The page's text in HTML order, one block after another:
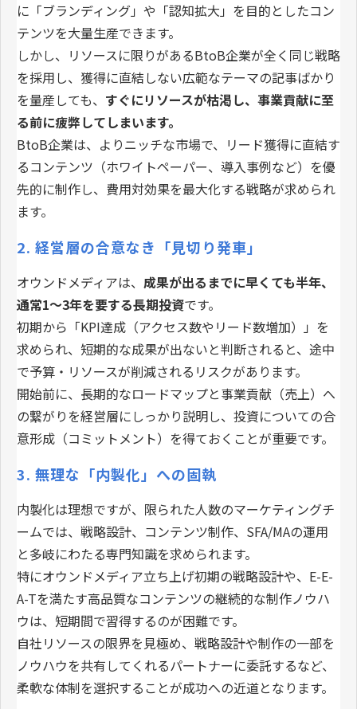
に「ブランディング」や「認知拡大」を目的としたコン
テンツを大量生産できます。
しかし、リソースに限りがあるBtoB企業が全く同じ戦略
を採用し、獲得に直結しない広範なテーマの記事ばかり
を量産しても、 すぐにリソースが枯渇し、事業貢献に至
る前に疲弊してしまいます。
BtoB企業は、よりニッチな市場で、リード獲得に直結す
るコンテンツ（ホワイトペーパー、導入事例など）を優
先的に制作し、費用対効果を最大化する戦略が求められ
ます。
2. 経営層の合意なき「見切り発車」
オウンドメディアは、 成果が出るまでに早くても半年、
通常1〜3年を要する長期投資です。
初期から「KPI達成（アクセス数やリード数増加）」を
求められ、短期的な成果が出ないと判断されると、途中
で予算・リソースが削減されるリスクがあります。
開始前に、長期的なロードマップと事業貢献（売上）へ
の繋がりを経営層にしっかり説明し、投資についての合
意形成（コミットメント）を得ておくことが重要です。
3. 無理な「内製化」への固執
内製化は理想ですが、限られた人数のマーケティングチ
ームでは、戦略設計、コンテンツ制作、SFA/MAの運用
と多岐にわたる専門知識を求められます。
特にオウンドメディア立ち上げ初期の戦略設計や、E-E-
A-Tを満たす高品質なコンテンツの継続的な制作ノウハ
ウは、短期間で習得するのが困難です。
自社リソースの限界を見極め、戦略設計や制作の一部を
ノウハウを共有してくれるパートナーに委託するなど、
柔軟な体制を選択することが成功への近道となります。